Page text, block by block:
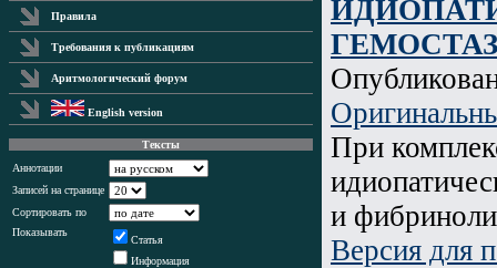
Правила
Требования к публикациям
Аритмологический форум
English version
Тексты
Аннотации
Записей на странице
Сортировать по
Показывать
Статья
Информация
При
и
Версия для